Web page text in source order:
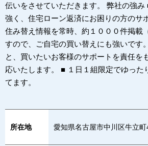
伝いをさせていただきます。 弊社の強
強く、住宅ローン返済にお困りの方のサ
住み替え情報を常時、約１０００件掲載
すので、ご自宅の買い替えにも強いです
と、買いたいお客様のサポートを責任を
応いたします。 ■ １日１組限定でゆった
てます。
所在地 愛知県名古屋市中川区牛立